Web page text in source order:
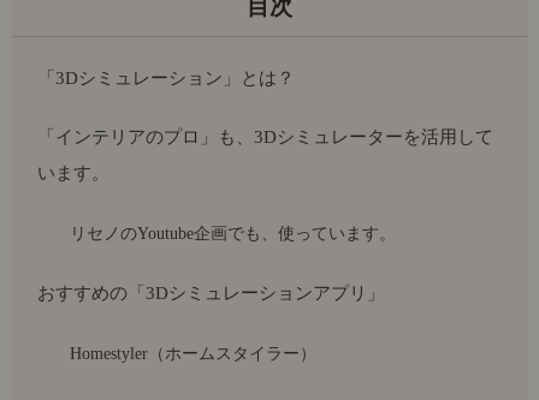
「3Dシミュレーション」とは？
「インテリアのプロ」も、3Dシミュレーターを活用して
います。
リセノのYoutube企画でも、使っています。
おすすめの「3Dシミュレーションアプリ」
Homestyler（ホームスタイラー）